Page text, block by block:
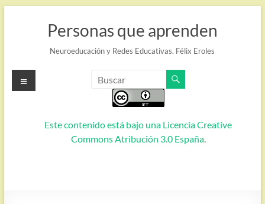
Personas que aprenden
Neuroeducación y Redes Educativas. Félix Eroles
Este contenido está bajo una Licencia Creative
Commons Atribución 3.0 España.
Menú